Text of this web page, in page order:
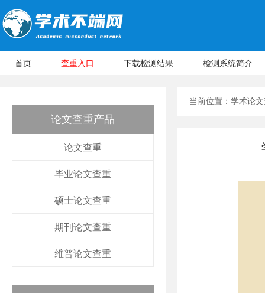
首页 查重入口 下载检测结果 检测系统简介
论文查重产品
论文查重
毕业论文查重
硕士论文查重
期刊论文查重
维普论文查重
当前位置： 学术论